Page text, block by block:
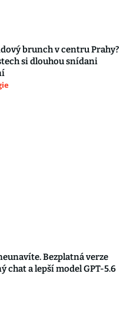
brunch v centru Prahy?
si dlouhou snídani
Bezplatná verze
chat a lepší model GPT-5.6